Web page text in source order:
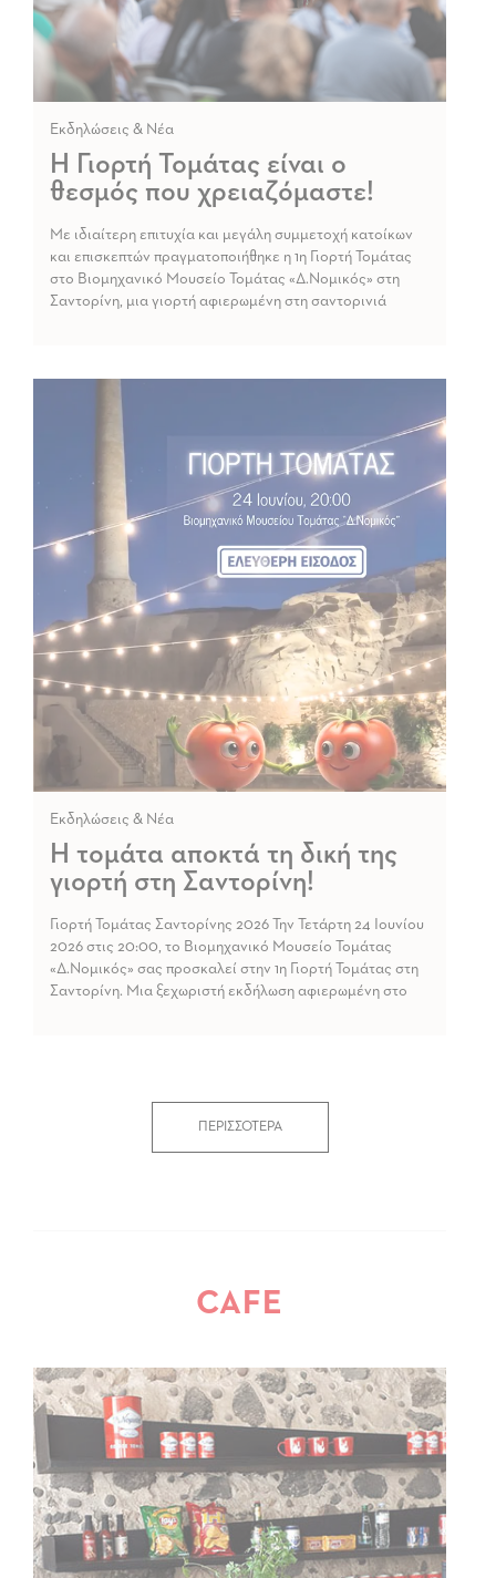
Εκδηλώσεις & Νέα
Η Γιορτή Τομάτας είναι ο
θεσμός που χρειαζόμαστε!
Με ιδιαίτερη επιτυχία και μεγάλη συμμετοχή κατοίκων
και επισκεπτών πραγματοποιήθηκε η 1η Γιορτή Τομάτας
στο Βιομηχανικό Μουσείο Τομάτας «Δ.Νομικός» στη
Σαντορίνη, μια γιορτή αφιερωμένη στη σαντορινιά
επιβεβαιώνοντας […]
Εκδηλώσεις & Νέα
Η τομάτα αποκτά τη δική της
γιορτή στη Σαντορίνη!
Γιορτή Τομάτας Σαντορίνης 2026 Την Τετάρτη 24 Ιουνίου
2026 στις 20:00, το Βιομηχανικό Μουσείο Τομάτας
«Δ.Νομικός» σας προσκαλεί στην 1η Γιορτή Τομάτας στη
Σαντορίνη. Μια ξεχωριστή εκδήλωση αφιερωμένη στο
ΠΕΡΙΣΣΟΤΕΡΑ
CAFE